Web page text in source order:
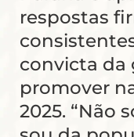
respostas
convicta da
promover
2025. “Não